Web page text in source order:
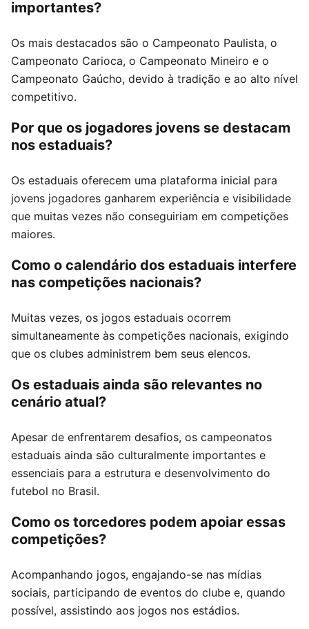
importantes?
Os mais destacados são o Campeonato Paulista, o
Campeonato Carioca, o Campeonato Mineiro e o
Campeonato Gaúcho, devido à tradição e ao alto nível
competitivo.
Por que os jogadores jovens se destacam
nos estaduais?
Os estaduais oferecem uma plataforma inicial para
jovens jogadores ganharem experiência e visibilidade
que muitas vezes não conseguiriam em competições
maiores.
Como o calendário dos estaduais interfere
nas competições nacionais?
Muitas vezes, os jogos estaduais ocorrem
simultaneamente às competições nacionais, exigindo
que os clubes administrem bem seus elencos.
Os estaduais ainda são relevantes no
cenário atual?
Apesar de enfrentarem desafios, os campeonatos
estaduais ainda são culturalmente importantes e
essenciais para a estrutura e desenvolvimento do
futebol no Brasil.
Como os torcedores podem apoiar essas
competições?
Acompanhando jogos, engajando-se nas mídias
sociais, participando de eventos do clube e, quando
possível, assistindo aos jogos nos estádios.